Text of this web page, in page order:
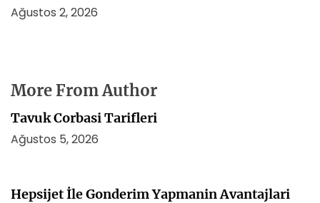
Ağustos 2, 2026
More From Author
Tavuk Corbasi Tarifleri
Ağustos 5, 2026
Hepsijet İle Gonderim Yapmanin Avantajlari